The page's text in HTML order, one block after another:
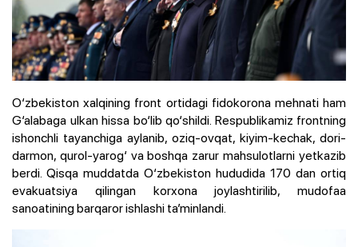
O‘zbekiston xalqining front ortidagi fidokorona mehnati ham
G‘alabaga ulkan hissa bo‘lib qo‘shildi. Respublikamiz frontning
ishonchli tayanchiga aylanib, oziq-ovqat, kiyim-kechak, dori-
darmon, qurol-yarog‘ va boshqa zarur mahsulotlarni yetkazib
berdi. Qisqa muddatda O‘zbekiston hududida 170 dan ortiq
evakuatsiya qilingan korxona joylashtirilib, mudofaa
sanoatining barqaror ishlashi ta’minlandi.